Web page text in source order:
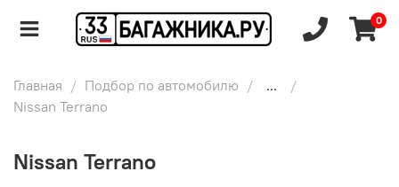
0
Главная Подбор по автомобилю
...
Nissan Terrano
Nissan Terrano